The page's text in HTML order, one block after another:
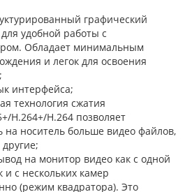
графический
удобной работы с
Обладает минимальным
и легок для освоения
интерфейса;
технология сжатия
H.264+/H.264 позволяет
на носитель больше видео файлов,
на монитор видео как с одной
и с нескольких камер
(режим квадратора). Это